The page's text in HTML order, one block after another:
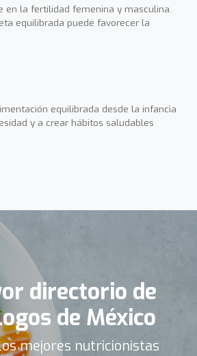
en la fertilidad femenina y masculina.
equilibrada puede favorecer la
equilibrada desde la infancia
y a crear hábitos saludables
directorio de
de México
mejores nutricionistas